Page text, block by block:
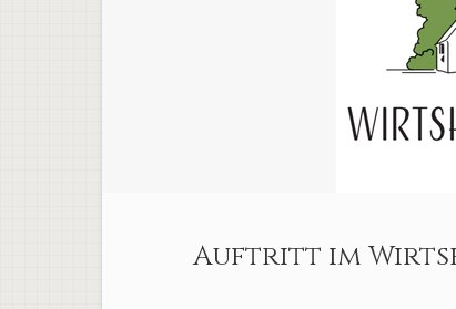
Auftritt im